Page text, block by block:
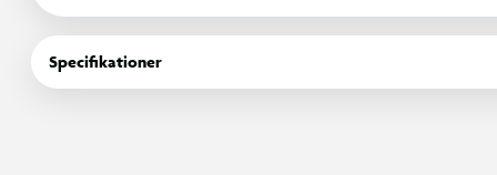
Specifikationer